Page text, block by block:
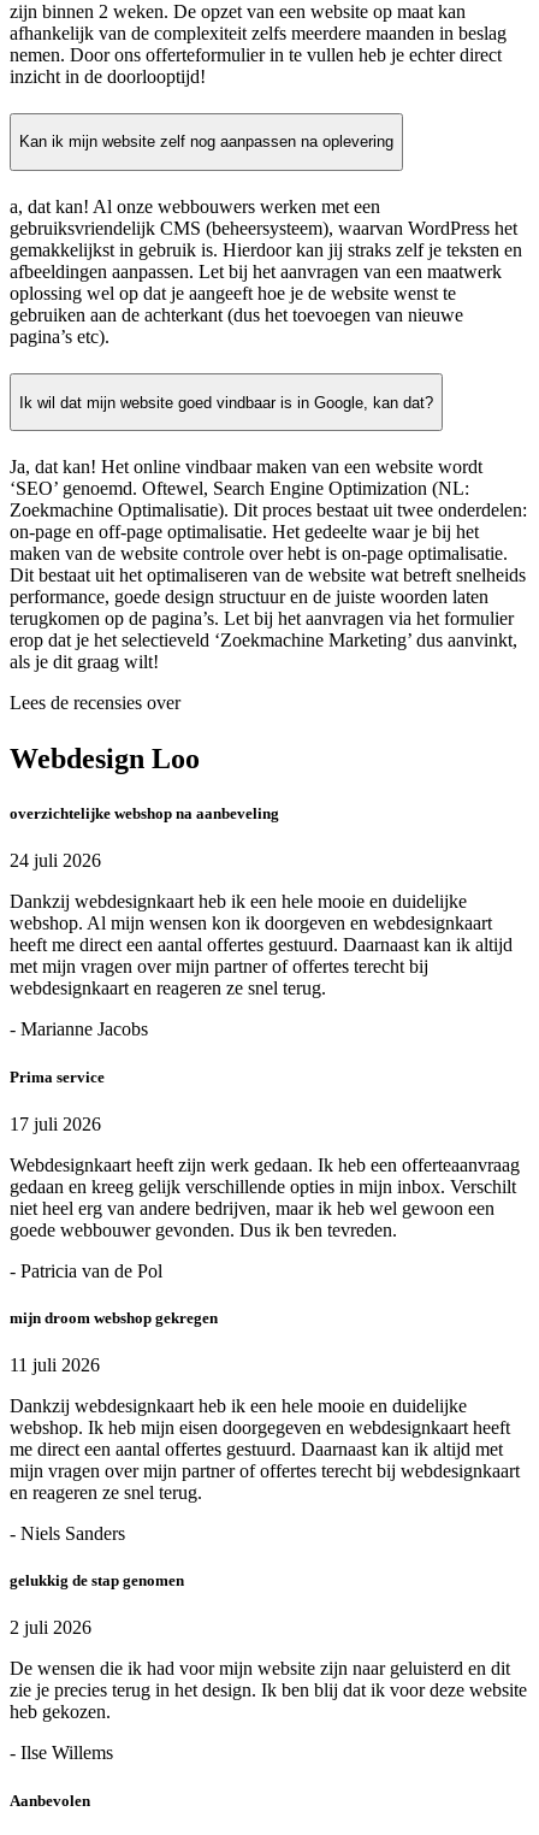
zijn binnen 2 weken. De opzet van een website op maat kan
afhankelijk van de complexiteit zelfs meerdere maanden in beslag
nemen. Door ons offerteformulier in te vullen heb je echter direct
inzicht in de doorlooptijd!
Kan ik mijn website zelf nog aanpassen na oplevering
a, dat kan! Al onze webbouwers werken met een
gebruiksvriendelijk CMS (beheersysteem), waarvan WordPress het
gemakkelijkst in gebruik is. Hierdoor kan jij straks zelf je teksten en
afbeeldingen aanpassen. Let bij het aanvragen van een maatwerk
oplossing wel op dat je aangeeft hoe je de website wenst te
gebruiken aan de achterkant (dus het toevoegen van nieuwe
pagina’s etc).
Ik wil dat mijn website goed vindbaar is in Google, kan dat?
Ja, dat kan! Het online vindbaar maken van een website wordt
‘SEO’ genoemd. Oftewel, Search Engine Optimization (NL:
Zoekmachine Optimalisatie). Dit proces bestaat uit twee onderdelen:
on-page en off-page optimalisatie. Het gedeelte waar je bij het
maken van de website controle over hebt is on-page optimalisatie.
Dit bestaat uit het optimaliseren van de website wat betreft snelheids
performance, goede design structuur en de juiste woorden laten
terugkomen op de pagina’s. Let bij het aanvragen via het formulier
erop dat je het selectieveld ‘Zoekmachine Marketing’ dus aanvinkt,
als je dit graag wilt!
Lees de recensies over
Webdesign Loo
overzichtelijke webshop na aanbeveling
24 juli 2026
Dankzij webdesignkaart heb ik een hele mooie en duidelijke
webshop. Al mijn wensen kon ik doorgeven en webdesignkaart
heeft me direct een aantal offertes gestuurd. Daarnaast kan ik altijd
met mijn vragen over mijn partner of offertes terecht bij
webdesignkaart en reageren ze snel terug.
- Marianne Jacobs
Prima service
17 juli 2026
Webdesignkaart heeft zijn werk gedaan. Ik heb een offerteaanvraag
gedaan en kreeg gelijk verschillende opties in mijn inbox. Verschilt
niet heel erg van andere bedrijven, maar ik heb wel gewoon een
goede webbouwer gevonden. Dus ik ben tevreden.
- Patricia van de Pol
mijn droom webshop gekregen
11 juli 2026
Dankzij webdesignkaart heb ik een hele mooie en duidelijke
webshop. Ik heb mijn eisen doorgegeven en webdesignkaart heeft
me direct een aantal offertes gestuurd. Daarnaast kan ik altijd met
mijn vragen over mijn partner of offertes terecht bij webdesignkaart
en reageren ze snel terug.
- Niels Sanders
gelukkig de stap genomen
2 juli 2026
De wensen die ik had voor mijn website zijn naar geluisterd en dit
zie je precies terug in het design. Ik ben blij dat ik voor deze website
heb gekozen.
- Ilse Willems
Aanbevolen